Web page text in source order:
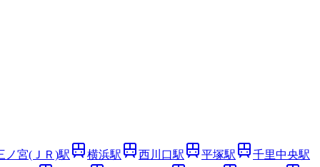
ノ宮(ＪＲ)駅 横浜駅 西川口駅 平塚駅 千里中央駅